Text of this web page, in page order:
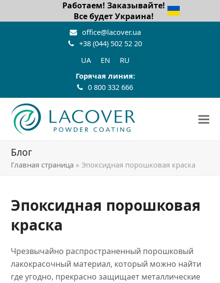
Работаем! Заказывайте!
Все будет Украина!
office@lacover.ua
+38 (044) 502 52 20
UA
EN
RU
Горячая линия:
0 800 332 666
Блог
Главная страница »Эпоксидная порошковая краска
Эпоксидная порошковая
краска
Чрезвычайно распространенный порошковый
лакокрасочный материал, который можно найти
где угодно, прекрасно защищает металлические